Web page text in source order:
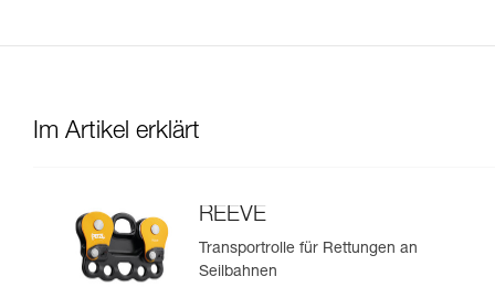
Im Artikel erklärt
REEVE
Transportrolle für Rettungen an
Seilbahnen